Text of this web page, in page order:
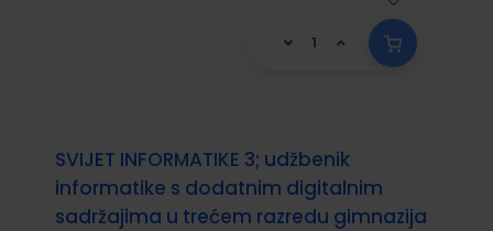
SVIJET INFORMATIKE 3; udžbenik
informatike s dodatnim digitalnim
sadržajima u trećem razredu gimnazija